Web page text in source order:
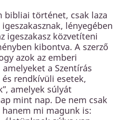
bibliai történet, csak laza
lényegében
igeszakasz közvetíteni
kibontva. A szerző
azok az emberi
a Szentírás
rendkívüli esetek,
amelyek súlyát
mint nap. De nem csak
mi magunk is: